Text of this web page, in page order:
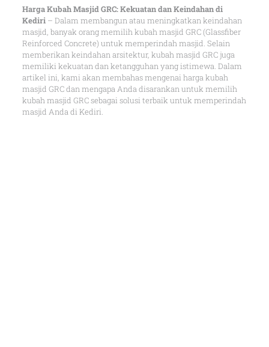
Harga Kubah Masjid GRC: Kekuatan dan Keindahan di
Kediri– Dalam membangun atau meningkatkan keindahan
masjid, banyak orang memilih kubah masjid GRC (Glassfiber
Reinforced Concrete) untuk memperindah masjid. Selain
memberikan keindahan arsitektur, kubah masjid GRC juga
memiliki kekuatan dan ketangguhan yang istimewa. Dalam
artikel ini, kami akan membahas mengenai harga kubah
masjid GRC dan mengapa Anda disarankan untuk memilih
kubah masjid GRC sebagai solusi terbaik untuk memperindah
masjid Anda di Kediri.